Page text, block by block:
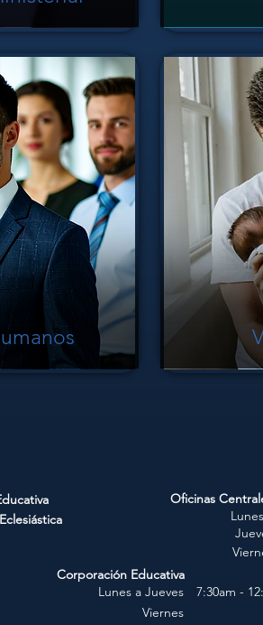
Lunes
Corporación Educativa
Lunes a Jueves
7:30am -
Oficinas
Viernes